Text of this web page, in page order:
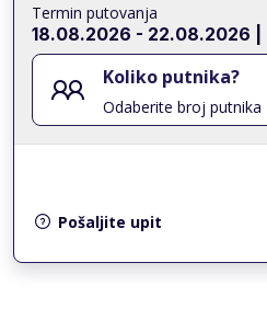
Termin putovanja
18.08.2026 - 22.08.2026
Koliko putnika?
Odaberite broj putnika
Pošaljite upit